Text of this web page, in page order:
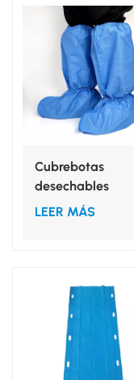
Cubrebotas
desechables
médicos SMS de
LEER MÁS